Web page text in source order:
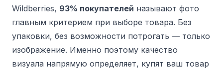
Wildberries, 93% покупателей называют фото
главным критерием при выборе товара. Без
упаковки, без возможности потрогать — только
изображение. Именно поэтому качество
визуала напрямую определяет, купят ваш товар